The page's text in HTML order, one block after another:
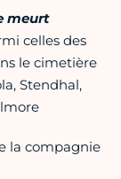
meurt
celles des
le cimetière
Stendhal,
la compagnie